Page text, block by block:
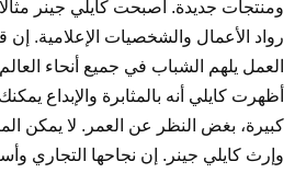
ومنتجات جديدة. أصبحت كايلي جينر
رواد الأعمال والشخصيات الإعلامية.
العمل يلهم الشباب في جميع أنحاء
أظهرت كايلي أنه بالمثابرة والإبداع
كبيرة، بغض النظر عن العمر. لا يمكن
وإرث كايلي جينر. إن نجاحها التجاري